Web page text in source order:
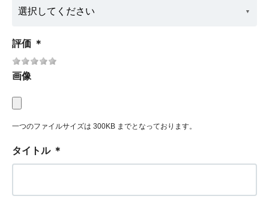
評価 ＊
画像
一つのファイルサイズは 300KB までとなっております。
タイトル ＊